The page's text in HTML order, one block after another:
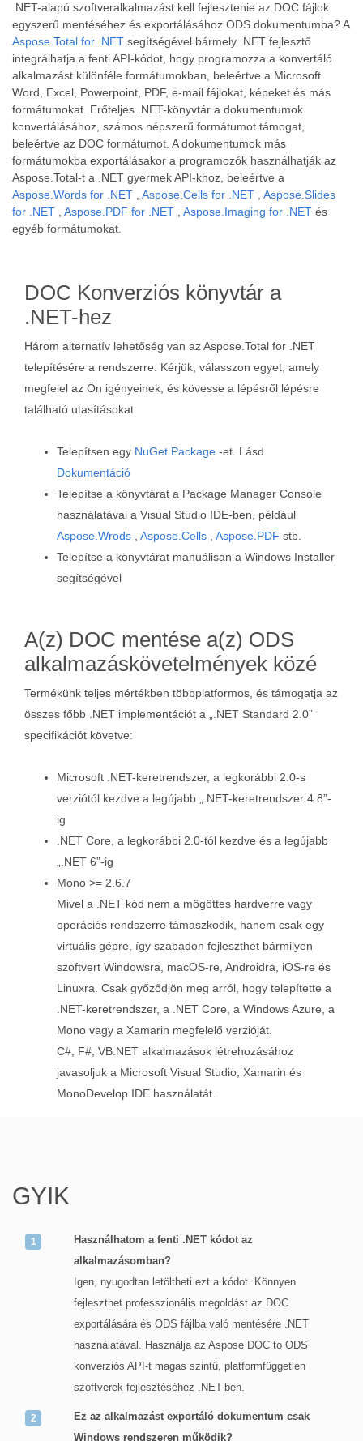
.NET-alapú szoftveralkalmazást kell fejlesztenie az DOC fájlok
egyszerű mentéséhez és exportálásához ODS dokumentumba? A
Aspose.Total for .NET segítségével bármely .NET fejlesztő
integrálhatja a fenti API-kódot, hogy programozza a konvertáló
alkalmazást különféle formátumokban, beleértve a Microsoft
Word, Excel, Powerpoint, PDF, e-mail fájlokat, képeket és más
formátumokat. Erőteljes .NET-könyvtár a dokumentumok
konvertálásához, számos népszerű formátumot támogat,
beleértve az DOC formátumot. A dokumentumok más
formátumokba exportálásakor a programozók használhatják az
Aspose.Total-t a .NET gyermek API-khoz, beleértve a
Aspose.Words for .NET
Aspose.Cells for .NET
Aspose.Slides
for .NET
Aspose.PDF for .NET Aspose.Imaging for .NET és
egyéb formátumokat.
DOC Konverziós könyvtár a
.NET-hez
Három alternatív lehetőség van az Aspose.Total for .NET
telepítésére a rendszerre. Kérjük, válasszon egyet, amely
megfelel az Ön igényeinek, és kövesse a lépésről lépésre
található utasításokat:
Telepítsen egy NuGet Package -et. Lásd
Dokumentáció
Telepítse a könyvtárat a Package Manager Console
használatával a Visual Studio IDE-ben, például
Aspose.Wrods
Aspose.Cells Aspose.PDF stb.
Telepítse a könyvtárat manuálisan a Windows Installer
segítségével
A(z) DOC mentése a(z) ODS
alkalmazáskövetelmények közé
Termékünk teljes mértékben többplatformos, és támogatja az
összes főbb .NET implementációt a „.NET Standard 2.0”
specifikációt követve:
Microsoft .NET-keretrendszer, a legkorábbi 2.0-s
verziótól kezdve a legújabb „.NET-keretrendszer 4.8”-
ig
.NET Core, a legkorábbi 2.0-tól kezdve és a legújabb
„.NET 6”-ig
Mono >= 2.6.7
Mivel a .NET kód nem a mögöttes hardverre vagy
operációs rendszerre támaszkodik, hanem csak egy
virtuális gépre, így szabadon fejleszthet bármilyen
szoftvert Windowsra, macOS-re, Androidra, iOS-re és
Linuxra. Csak győződjön meg arról, hogy telepítette a
.NET-keretrendszer, a .NET Core, a Windows Azure, a
Mono vagy a Xamarin megfelelő verzióját.
C#, F#, VB.NET alkalmazások létrehozásához
javasoljuk a Microsoft Visual Studio, Xamarin és
MonoDevelop IDE használatát.
GYIK
Használhatom a fenti .NET kódot az
alkalmazásomban?
Igen, nyugodtan letöltheti ezt a kódot. Könnyen
fejleszthet professzionális megoldást az DOC
exportálására és ODS fájlba való mentésére .NET
használatával. Használja az Aspose DOC to ODS
konverziós API-t magas szintű, platformfüggetlen
szoftverek fejlesztéséhez .NET-ben.
Ez az alkalmazást exportáló dokumentum csak
Windows rendszeren működik?